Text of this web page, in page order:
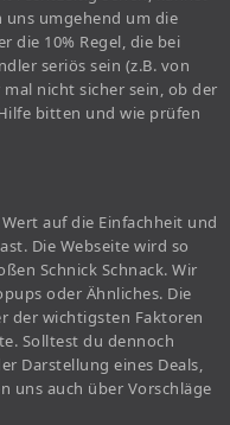
umgehend um die
die 10% Regel, die bei
seriös sein (z.B. von
nicht sicher sein, ob der
bitten und wie prüfen
auf die Einfachheit und
Die Webseite wird so
Schnick Schnack. Wir
oder Ähnliches. Die
der wichtigsten Faktoren
Solltest du dennoch
Darstellung eines Deals,
uns auch über Vorschläge